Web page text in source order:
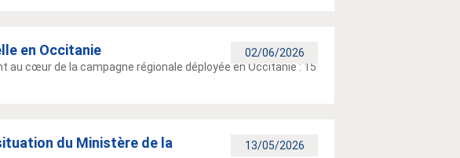
02/06/2026
en Occitanie
au cœur de la campagne régionale déployée en Occitanie : 15
13/05/2026
du Ministère de la